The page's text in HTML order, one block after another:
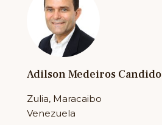
Adilson Medeiros Candido
Zulia, Maracaibo
Venezuela